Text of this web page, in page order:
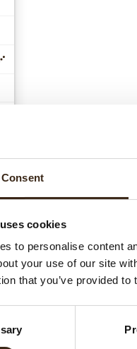
Consent
cookies
to personalise content
your use of our site
that you’ve provided
submenu
Zoek
Gerelateerde